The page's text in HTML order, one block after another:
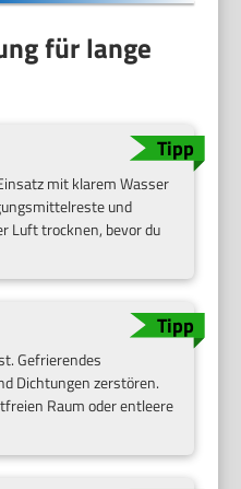
für lange
mit klarem Wasser
und
Luft trocknen, bevor du
Gefrierendes
Dichtungen zerstören.
Raum oder entleere